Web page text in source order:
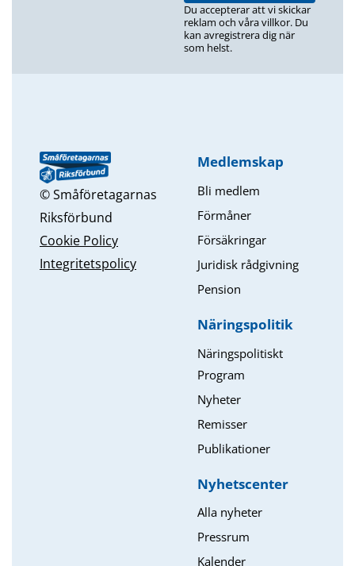
Du accepterar att vi skickar
reklam och våra villkor. Du
kan avregistrera dig när
som helst.
© Småföretagarnas
Riksförbund
Cookie Policy
Integritetspolicy
Medlemskap
Bli medlem
Förmåner
Försäkringar
Juridisk rådgivning
Pension
Näringspolitik
Näringspolitiskt
Program
Nyheter
Remisser
Publikationer
Nyhetscenter
Alla nyheter
Pressrum
Kalender